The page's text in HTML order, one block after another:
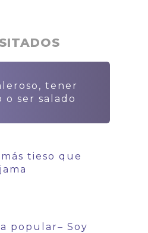
tener
o ser salado
tieso que
popular– Soy